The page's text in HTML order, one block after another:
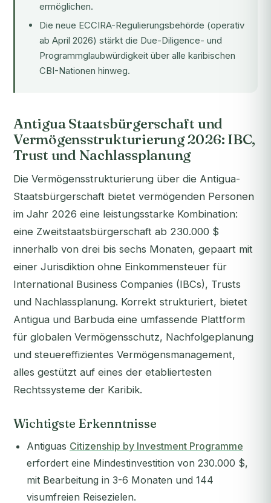
ermöglichen.
Die neue ECCIRA-Regulierungsbehörde (operativ
ab April 2026) stärkt die Due-Diligence- und
Programmglaubwürdigkeit über alle karibischen
CBI-Nationen hinweg.
Antigua Staatsbürgerschaft und
Vermögensstrukturierung 2026: IBC,
Trust und Nachlassplanung
Die Vermögensstrukturierung über die Antigua-
Staatsbürgerschaft bietet vermögenden Personen
im Jahr 2026 eine leistungsstarke Kombination:
eine Zweitstaatsbürgerschaft ab 230.000 $
innerhalb von drei bis sechs Monaten, gepaart mit
einer Jurisdiktion ohne Einkommensteuer für
International Business Companies (IBCs), Trusts
und Nachlassplanung. Korrekt strukturiert, bietet
Antigua und Barbuda eine umfassende Plattform
für globalen Vermögensschutz, Nachfolgeplanung
und steuereffizientes Vermögensmanagement,
alles gestützt auf eines der etabliertesten
Rechtssysteme der Karibik.
Wichtigste Erkenntnisse
Antiguas Citizenship by Investment Programme
erfordert eine Mindestinvestition von 230.000 $,
mit Bearbeitung in 3-6 Monaten und 144
visumfreien Reisezielen.